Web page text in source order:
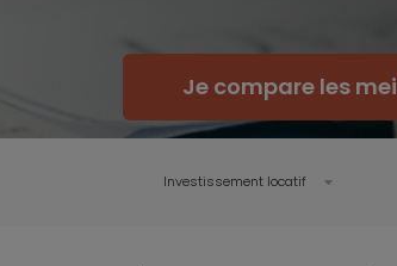
Je compare les
Investissement locatif